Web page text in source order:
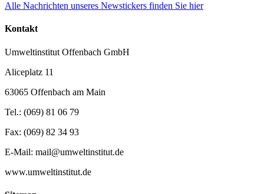
Alle Nachrichten unseres Newstickers finden Sie hier
Kontakt
Umweltinstitut Offenbach GmbH
Aliceplatz 11
63065 Offenbach am Main
Tel.: (069) 81 06 79
Fax: (069) 82 34 93
E-Mail: mail@umweltinstitut.de
www.umweltinstitut.de